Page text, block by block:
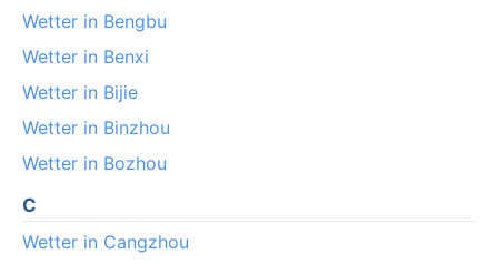
Wetter in Bengbu
Wetter in Benxi
Wetter in Bijie
Wetter in Binzhou
Wetter in Bozhou
C
Wetter in Cangzhou